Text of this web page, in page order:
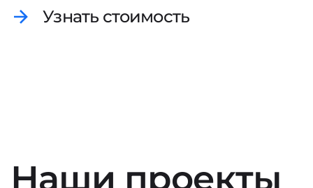
Узнать стоимость
Наши проекты